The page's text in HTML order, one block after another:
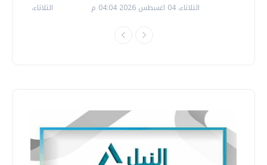
الثلاثاء، 14 يوليو 2026 06:11 م الثلاثاء، 04 اغسطس 2026 04:04 م